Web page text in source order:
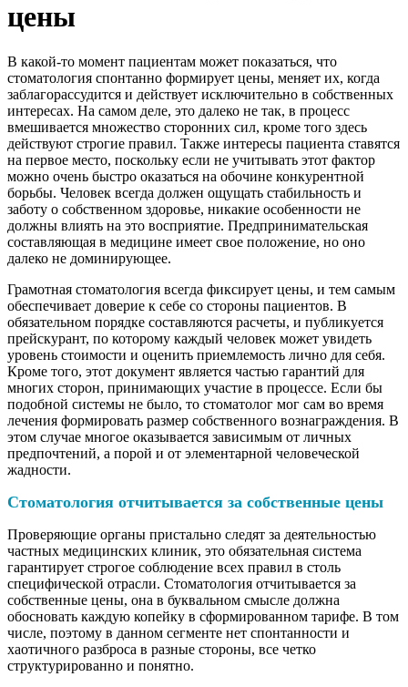
цены
В какой-то момент пациентам может показаться, что
стоматология спонтанно формирует цены, меняет их, когда
заблагорассудится и действует исключительно в собственных
интересах. На самом деле, это далеко не так, в процесс
вмешивается множество сторонних сил, кроме того здесь
действуют строгие правил. Также интересы пациента ставятся
на первое место, поскольку если не учитывать этот фактор
можно очень быстро оказаться на обочине конкурентной
борьбы. Человек всегда должен ощущать стабильность и
заботу о собственном здоровье, никакие особенности не
должны влиять на это восприятие. Предпринимательская
составляющая в медицине имеет свое положение, но оно
далеко не доминирующее.
Грамотная стоматология всегда фиксирует цены, и тем самым
обеспечивает доверие к себе со стороны пациентов. В
обязательном порядке составляются расчеты, и публикуется
прейскурант, по которому каждый человек может увидеть
уровень стоимости и оценить приемлемость лично для себя.
Кроме того, этот документ является частью гарантий для
многих сторон, принимающих участие в процессе. Если бы
подобной системы не было, то стоматолог мог сам во время
лечения формировать размер собственного вознаграждения. В
этом случае многое оказывается зависимым от личных
предпочтений, а порой и от элементарной человеческой
жадности.
Стоматология отчитывается за собственные цены
Проверяющие органы пристально следят за деятельностью
частных медицинских клиник, это обязательная система
гарантирует строгое соблюдение всех правил в столь
специфической отрасли. Стоматология отчитывается за
собственные цены, она в буквальном смысле должна
обосновать каждую копейку в сформированном тарифе. В том
числе, поэтому в данном сегменте нет спонтанности и
хаотичного разброса в разные стороны, все четко
структурированно и понятно.